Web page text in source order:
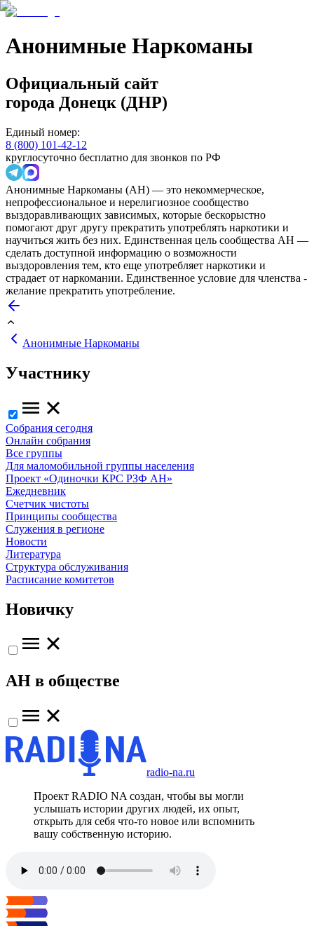
Анонимные Наркоманы
Официальный сайт
города Донецк (ДНР)
Единый номер:
8 (800) 101-42-12
круглосуточно бесплатно для звонков по РФ
Анонимные Наркоманы (АН) — это некоммерческое,
непрофессиональное и нерелигиозное сообщество
выздоравливающих зависимых, которые бескорыстно
помогают друг другу прекратить употреблять наркотики и
научиться жить без них. Единственная цель сообщества АН —
сделать доступной информацию о возможности
выздоровления тем, кто еще употребляет наркотики и
страдает от наркомании. Единственное условие для членства -
желание прекратить употребление.
Анонимные Наркоманы
Участнику
Собрания сегодня
Онлайн собрания
Все группы
Для маломобильной группы населения
Проект «Одиночки КРС РЗФ АН»
Ежедневник
Счетчик чистоты
Принципы сообщества
Служения в регионе
Новости
Литература
Структура обслуживания
Расписание комитетов
Новичку
АН в обществе
radio-na.ru
Проект RADIO NA создан, чтобы вы могли
услышать истории других людей, их опыт,
открыть для себя что-то новое или вспомнить
вашу собственную историю.